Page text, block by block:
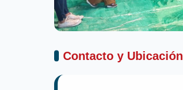
Contacto y Ubicación